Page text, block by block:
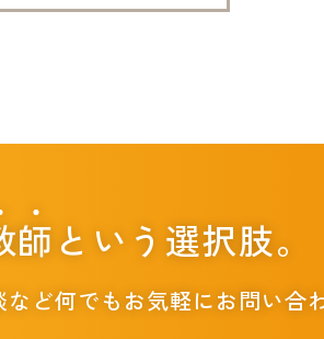
師という選択肢。
など何でもお気軽にお問い合